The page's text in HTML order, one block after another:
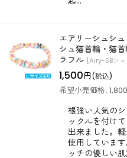
エアリーシュシ
シュ猫首輪・猫
ラフル [Airy-SBシ
1,500円(税込)
希望小売価格: 1,800
根強い人気の
ックルを付け
出来ました。
使用していま
ッチの優しい